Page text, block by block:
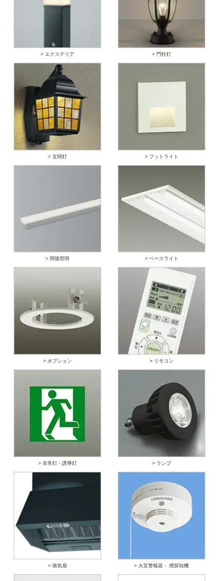
> エクステリア > 門柱灯
> 玄関灯 > フットライト
> 間接照明 > ベースライト
> オプション > リモコン
> 非常灯・誘導灯 > ランプ
> 換気扇 > 火災警報器・ 煙探知機